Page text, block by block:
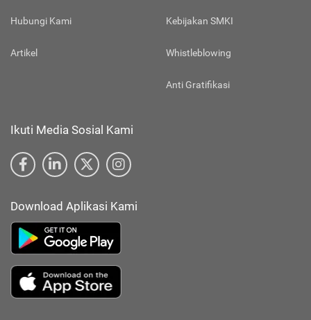
Hubungi Kami
Artikel
Kebijakan SMKI
Whistleblowing
Anti Gratifikasi
Ikuti Media Sosial Kami
Download Aplikasi Kami